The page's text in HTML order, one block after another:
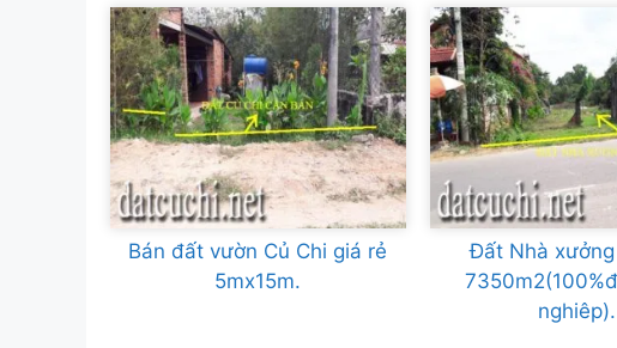
Bán đất vườn Củ Chi giá rẻ
5mx15m.
Đất Nhà xưởng
nghiêp).